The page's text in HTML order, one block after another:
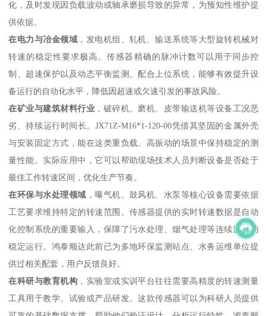
化，及时发现因负载波动或轴承磨损导致的异常，为预知性维护提
供依据。
在电力与冶金领域 ，发电机组、轧机、输送系统等大型旋转机械对
转速的稳定性要求极高。传感器精确的脉冲计数可以用于同步控
制、超速保护以及动态平衡监测。配合上位系统，能够有效提升设
备运行的自动化水平，降低因超速或欠速引发的事故风险。
在矿业与建筑材料行业 ，破碎机、磨机、皮带输送机等设备工况恶
劣、持续运行时间长。JX71Z-M16*1-120-00凭借其坚固的金属外壳
与安装固定方式，能在这类重负载、高振动的场景中保持稳定的测
量性能。实际应用中，它可以帮助现场技术人员判断设备是否处于
最佳工作转速区间，优化生产节奏。
在环保与水处理领域 ，曝气机、鼓风机、水泵等核心设备需要依据
工艺要求维持特定的转速范围。传感器提供的实时转速数据是自动
化控制系统的重要输入，保障了污水处理、烟气处理等连续流程的
稳定运行。鸿泰顺达此前已为多地环保监测站点、水务运维单位提
供过相关配套，用户反馈良好。
在科研与教育机构 ，实验室或实训平台往往需要高精度的转速测量
工具用于教学、试验或产品研发。这款传感器可以为科研人员提供